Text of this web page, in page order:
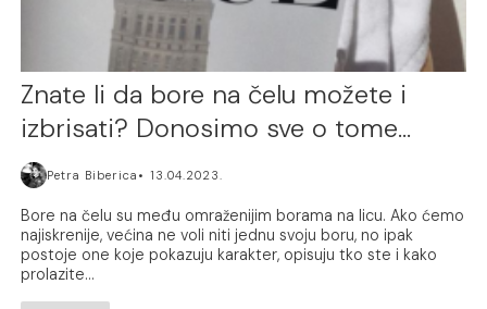
Znate li da bore na čelu možete i
izbrisati? Donosimo sve o tome…
Petra Biberica 13.04.2023.
Bore na čelu su među omraženijim borama na licu. Ako ćemo
najiskrenije, većina ne voli niti jednu svoju boru, no ipak
postoje one koje pokazuju karakter, opisuju tko ste i kako
prolazite...